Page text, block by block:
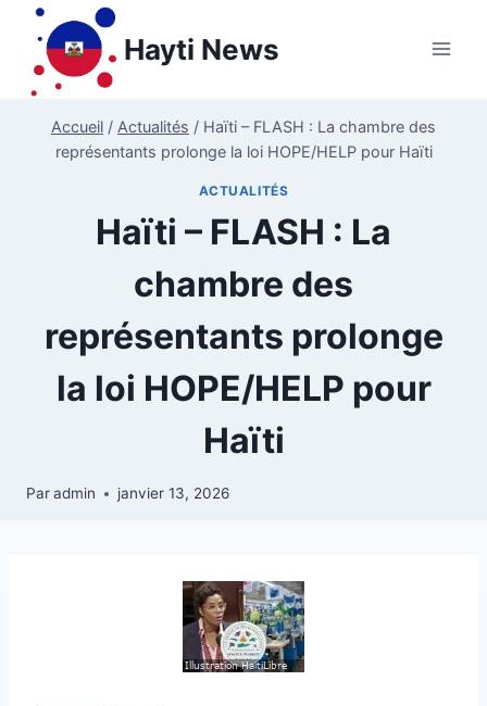
Aller
contenu
Hayti News
Accueil / Actualités / Haïti – FLASH : La chambre des
représentants prolonge la loi HOPE/HELP pour Haïti
ACTUALITÉS
Haïti – FLASH : La
chambre des
représentants prolonge
la loi HOPE/HELP pour
Haïti
Paradmin janvier 13, 2026